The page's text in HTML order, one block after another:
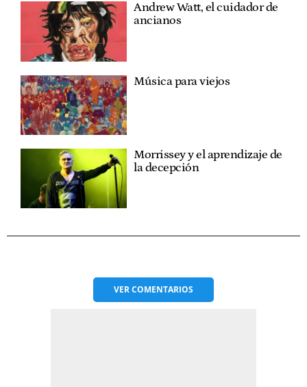
Andrew Watt, el cuidador de
ancianos
Música para viejos
Morrissey y el aprendizaje de
la decepción
VERCOMENTARIOS